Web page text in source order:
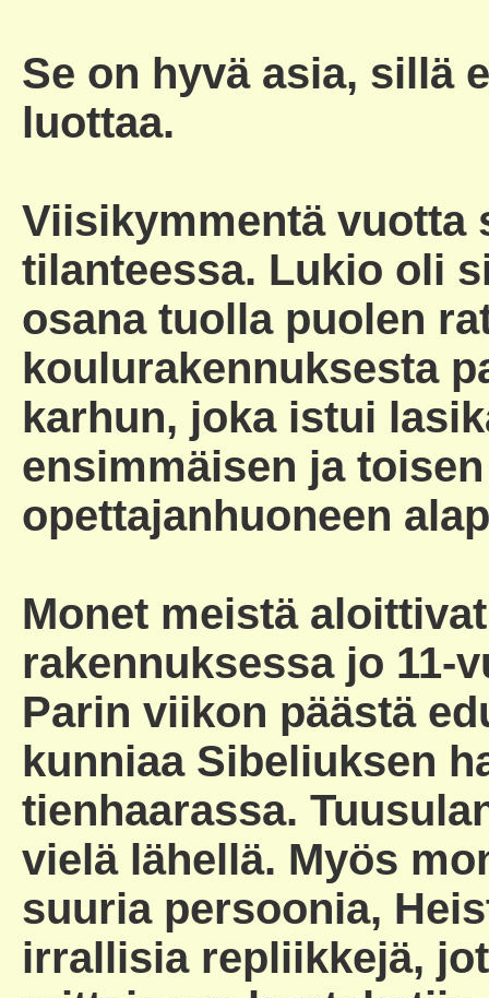
Se on hyvä asia, sillä
luottaa.
Viisikymmentä vuotta
tilanteessa. Lukio oli
osana tuolla puolen
koulurakennuksesta
karhun, joka istui
ensimmäisen ja
opettajanhuoneen
Monet meistä
rakennuksessa jo 11-
Parin viikon päästä
kunniaa Sibeliuksen
tienhaarassa.
vielä lähellä. Myös
suuria persoonia,
irrallisia repliikkejä,